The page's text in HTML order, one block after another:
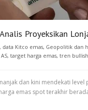
Proyeksikan
, data Kitco emas, Geopolitik dan
, target harga emas, tren
dan kini mendekati
emas spot terakhir